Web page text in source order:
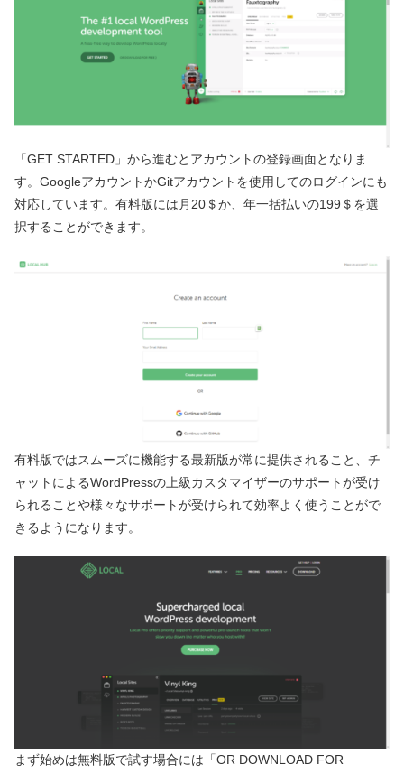
「GET STARTED」から進むとアカウントの登録画面となりま
す。GoogleアカウントかGitアカウントを使用してのログインにも
対応しています。有料版には月20＄か、年一括払いの199＄を選
択することができます。
有料版ではスムーズに機能する最新版が常に提供されること、チ
ャットによるWordPressの上級カスタマイザーのサポートが受け
られることや様々なサポートが受けられて効率よく使うことがで
きるようになります。
まず始めは無料版で試す場合には「OR DOWNLOAD FOR